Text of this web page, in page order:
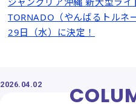
TORNADO（やんばるトルネ
29日（水）に決定！
2026.04.02